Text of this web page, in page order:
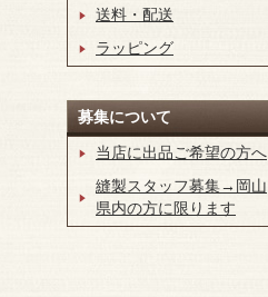
送料・配送
ラッピング
募集について
当店に出品ご希望の方へ
縫製スタッフ募集→岡山
県内の方に限ります